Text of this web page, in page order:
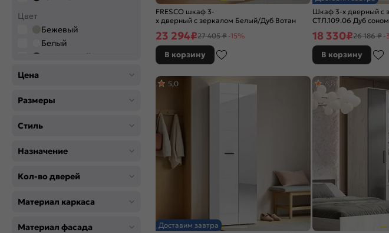
Цвет
Бежевый
Белый
Графитовый
Черный
Цена
Размеры
Стиль
Назначение
Кол-во дверей
Материал каркаса
Материал фасада
FRESCO шкаф 3-
х дверный с зеркалом Белый/Дуб Вотан
23 294₽27 405 ₽ -15%
В корзину
Шкаф 3-х дверный с
СТЛ.109.06 Дуб
18 330₽26 186 ₽ -
В корзину
Доставим завтра
5,0 4,8